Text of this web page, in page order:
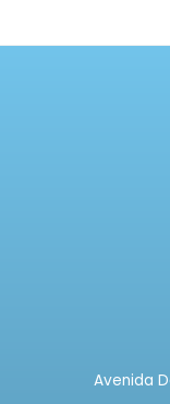
Avenida